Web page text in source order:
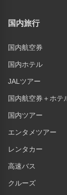
国内旅行
国内航空券
国内ホテル
JALツアー
国内航空券＋ホテ
国内ツアー
エンタメツアー
レンタカー
高速バス
クルーズ